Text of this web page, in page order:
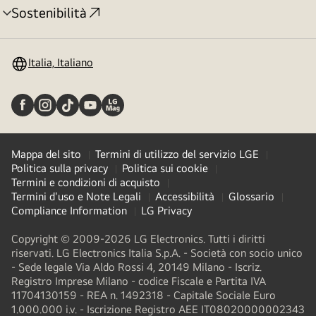
Sostenibilità
Attivazione
Italia, Italiano
Mappa del sito
Termini di utilizzo del servizio LGE
Politica sulla privacy
Politica sui cookie
Termini e condizioni di acquisto
Termini d'uso e Note Legali
Accessibilità
Glossario
Compliance Information
LG Privacy
Copyright © 2009-2026 LG Electronics. Tutti i diritti
riservati. LG Electronics Italia S.p.A. - Società con socio unico
- Sede legale Via Aldo Rossi 4, 20149 Milano - Iscriz.
Registro Imprese Milano - codice Fiscale e Partita IVA
11704130159 - REA n. 1492318 - Capitale Sociale Euro
1.000.000 i.v. - Iscrizione Registro AEE IT08020000002343​